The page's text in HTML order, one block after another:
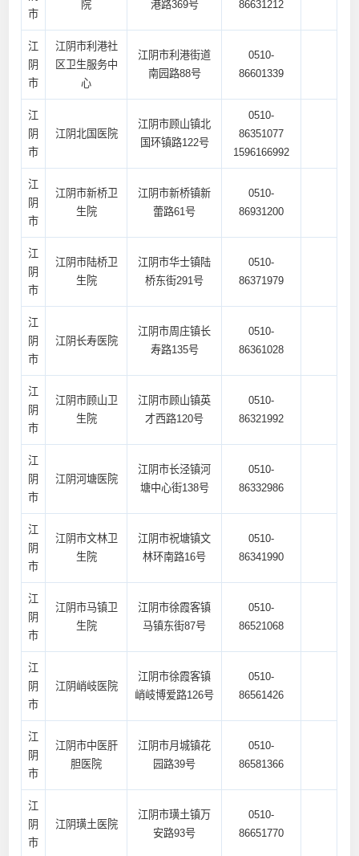
市
院
港路369号
86631212
江
阴
市
江阴市利港社
区卫生服务中
心
江阴市利港街道
南园路88号
0510-
86601339
江
阴
市
江阴北国医院
江阴市顾山镇北
国环镇路122号
0510-
86351077
1596166992
江
阴
市
江阴市新桥卫
生院
江阴市新桥镇新
蕾路61号
0510-
86931200
江
阴
市
江阴市陆桥卫
生院
江阴市华士镇陆
桥东街291号
0510-
86371979
江
阴
市
江阴长寿医院
江阴市周庄镇长
寿路135号
0510-
86361028
江
阴
市
江阴市顾山卫
生院
江阴市顾山镇英
才西路120号
0510-
86321992
江
阴
市
江阴河塘医院
江阴市长泾镇河
塘中心街138号
0510-
86332986
江
阴
市
江阴市文林卫
生院
江阴市祝塘镇文
林环南路16号
0510-
86341990
江
阴
市
江阴市马镇卫
生院
江阴市徐霞客镇
马镇东街87号
0510-
86521068
江
阴
市
江阴峭岐医院
江阴市徐霞客镇
峭岐博爱路126号
0510-
86561426
江
阴
市
江阴市中医肝
胆医院
江阴市月城镇花
园路39号
0510-
86581366
江
阴
市
江阴璜土医院
江阴市璜土镇万
安路93号
0510-
86651770